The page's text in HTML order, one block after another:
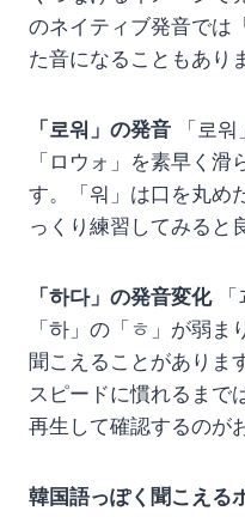
のネイティブ発音では
た音になることもあり
「로워」の発音 「로
「ロウォ」を素早く
す。「워」は口を丸め
っくり練習してみると
「하다」の発音変化「
「하」の「ㅎ」が弱
聞こえることがありま
スピードに慣れるまで
再生して確認するのが
韓国語っぽく聞こえる